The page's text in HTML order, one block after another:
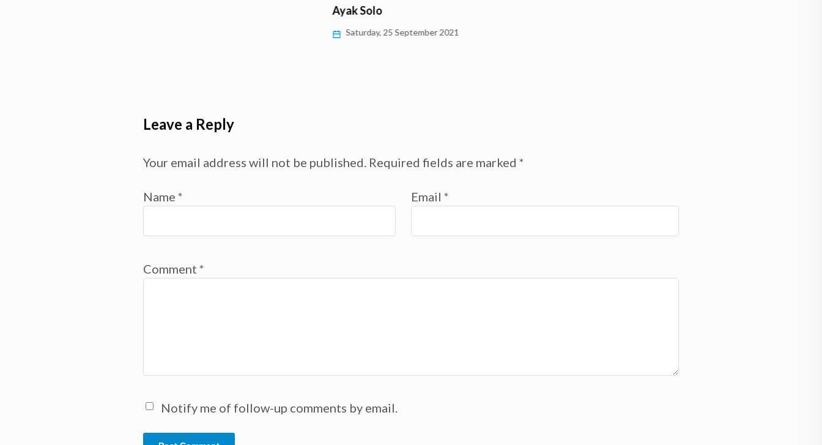
Ayak Solo
Saturday, 25 September 2021
Leave a Reply
Your email address will not be published. Required fields are marked *
Name * Email *
Comment *
Notify me of follow-up comments by email.